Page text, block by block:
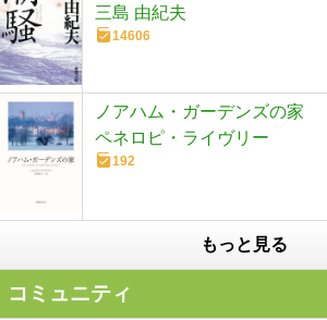
三島 由紀夫
14606
ノアハム・ガーデンズの家
ペネロピ・ライヴリー
192
もっと見る
コミュニティ